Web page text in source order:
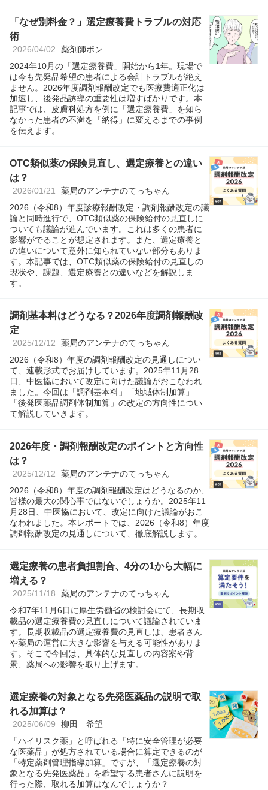
「なぜ別料金？」選定療養費トラブルの対応
術
2026/04/02 薬剤師ポン
2024年10月の「選定療養費」開始から1年。現場で
は今も先発品希望の患者による会計トラブルが絶え
ません。2026年度調剤報酬改定でも医療費適正化は
加速し、後発品誘導の重要性は増すばかりです。本
記事では、皮膚科処方を例に「選定療養費」を知ら
なかった患者の不満を「納得」に変えるまでの事例
を伝えます。
OTC類似薬の保険見直し、選定療養との違い
は？
2026/01/21 薬局のアンテナのてっちゃん
2026（令和8）年度診療報酬改定・調剤報酬改定の議
論と同時進行で、OTC類似薬の保険給付の見直しに
ついても議論が進んでいます。これは多くの患者に
影響がでることが想定されます。また、選定療養と
の違いについて意外に知られていない部分もありま
す。本記事では、OTC類似薬の保険給付の見直しの
現状や、課題、選定療養との違いなどを解説しま
す。
調剤基本料はどうなる？2026年度調剤報酬改
定
2025/12/12 薬局のアンテナのてっちゃん
2026（令和8）年度の調剤報酬改定の見通しについ
て、連載形式でお届けしています。2025年11月28
日、中医協において改定に向けた議論がおこなわれ
ました。今回は「調剤基本料」「地域体制加算」
「後発医薬品調剤体制加算」の改定の方向性につい
て解説していきます。
2026年度・調剤報酬改定のポイントと方向性
は？
2025/12/12 薬局のアンテナのてっちゃん
2026（令和8）年度の調剤報酬改定はどうなるのか、
皆様の最大の関心事ではないでしょうか。2025年11
月28日、中医協において、改定に向けた議論がおこ
なわれました。本レポートでは、2026（令和8）年度
調剤報酬改定の見通しについて、徹底解説します。
選定療養の患者負担割合、4分の1から大幅に
増える？
2025/11/18 薬局のアンテナのてっちゃん
令和7年11月6日に厚生労働省の検討会にて、長期収
載品の選定療養費の見直しについて議論されていま
す。長期収載品の選定療養費の見直しは、患者さん
や薬局の運営に大きな影響を与える可能性がありま
す。そこで今回は、具体的な見直しの内容案や背
景、薬局への影響を取り上げます。
選定療養の対象となる先発医薬品の説明で取
れる加算は？
2025/06/09 柳田 希望
「ハイリスク薬」と呼ばれる「特に安全管理が必要
な医薬品」が処方されている場合に算定できるのが
「特定薬剤管理指導加算」ですが、「選定療養の対
象となる先発医薬品」を希望する患者さんに説明を
行った際、取れる加算はなんでしょうか？